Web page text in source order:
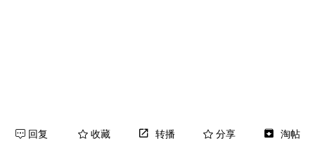
回复 收藏 转播 分享 淘帖